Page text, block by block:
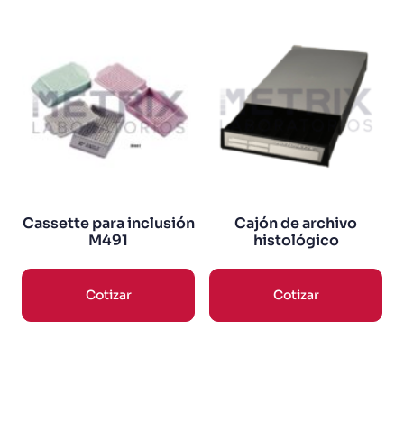
Cassette para inclusión
M491
Cotizar
Cajón de archivo
histológico
Cotizar